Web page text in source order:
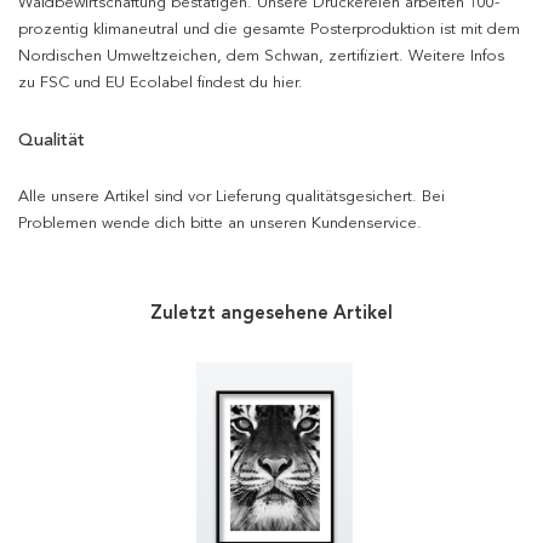
prozentig klimaneutral und die gesamte Posterproduktion ist mit dem
Nordischen Umweltzeichen, dem Schwan, zertifiziert. Weitere Infos
zu FSC und EU Ecolabel findest du hier.
Qualität
Alle unsere Artikel sind vor Lieferung qualitätsgesichert. Bei
Problemen wende dich bitte an unseren Kundenservice.
Zuletzt angesehene Artikel